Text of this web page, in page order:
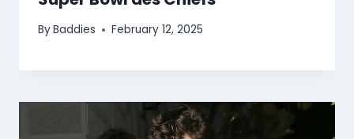
ByBaddies February 12, 2025